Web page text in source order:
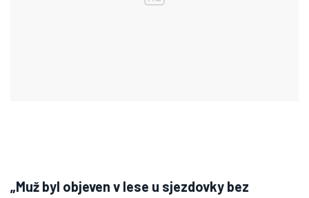
„Muž byl objeven v lese u sjezdovky bez